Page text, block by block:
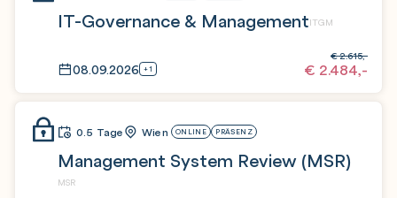
IT-Governance & ManagementITGM
08.09.2026 +1 € 2.484,-
€2.615,-
0.5 Tage Wien ONLINE PRÄSENZ
Management System Review (MSR)
MSR